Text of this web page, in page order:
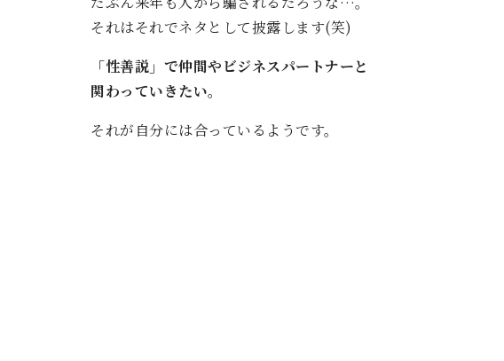
それはそれでネタとして披露します(笑)
「性善説」で仲間やビジネスパートナーと
関わっていきたい。
それが自分には合っているようです。